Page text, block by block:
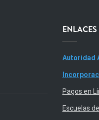
Autoridad
Pagos en
Escuelas